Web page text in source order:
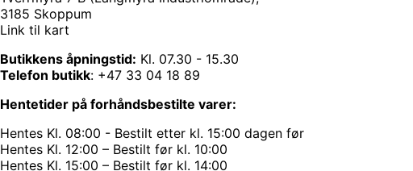
3185 Skoppum
Link til kart
Butikkens åpningstid: Kl. 07.30 - 15.30
Telefon butikk: +47 33 04 18 89
Hentetider på forhåndsbestilte varer:
Hentes Kl. 08:00 - Bestilt etter kl. 15:00 dagen før
Hentes Kl. 12:00 – Bestilt før kl. 10:00
Hentes Kl. 15:00 – Bestilt før kl. 14:00